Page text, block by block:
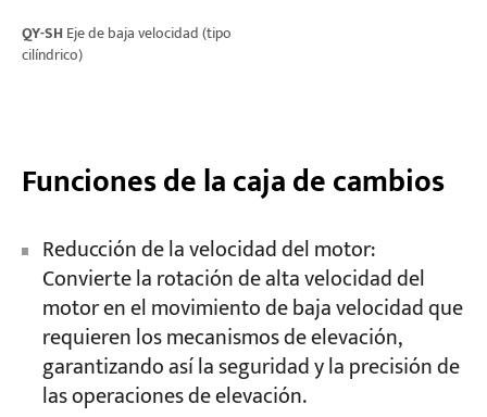
QY-SHEje de baja velocidad (tipo
cilíndrico)
Funciones de la caja de cambios
Reducción de la velocidad del motor:
Convierte la rotación de alta velocidad del
motor en el movimiento de baja velocidad que
requieren los mecanismos de elevación,
garantizando así la seguridad y la precisión de
las operaciones de elevación.